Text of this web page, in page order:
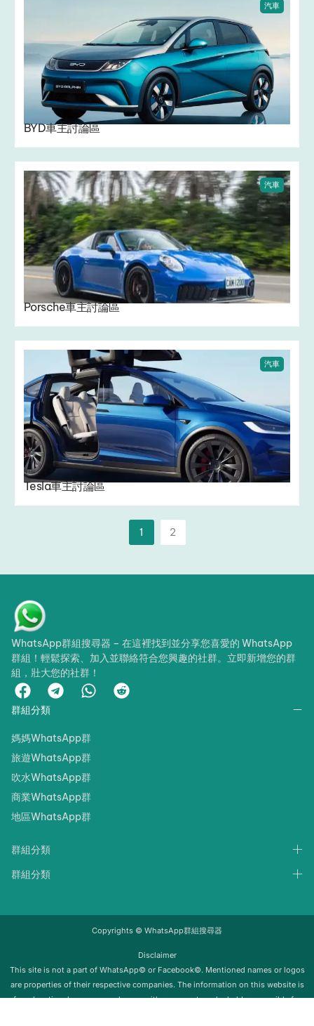
汽車
BYD車主討論區
汽車
Porsche車主討論區
汽車
Tesla車主討論區
1 2
WhatsApp群組搜尋器 – 在這裡找到並分享您喜愛的 WhatsApp
群組！輕鬆探索、加入並聯絡符合您興趣的社群。立即新增您的群
組，壯大您的社群！
群組分類
媽媽WhatsApp群
旅遊WhatsApp群
吹水WhatsApp群
商業WhatsApp群
地區WhatsApp群
群組分類
群組分類
Copyrights © WhatsApp群組搜尋器
Disclaimer
‍‍This site is not a part of WhatsApp© or Facebook©. Mentioned names or logos
are properties of their respective companies. The information on this website is
for educational purposes only; we neither support nor be held responsible for